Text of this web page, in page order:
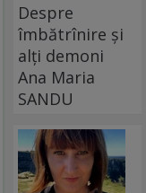
Despre
îmbătrînire și
alți demoni
Ana Maria
SANDU